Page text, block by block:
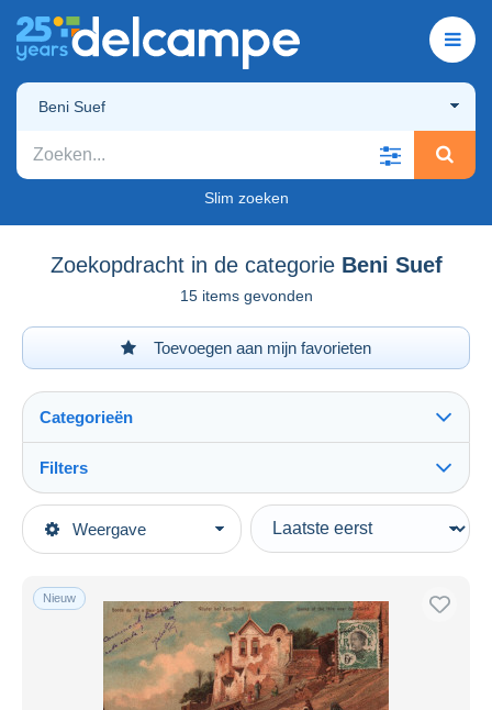
Beni Suef
Slim zoeken
Zoekopdracht in de categorie Beni Suef
15 items gevonden
Toevoegen aan mijn favorieten
Weergave
Categorieën
Topcategorieën
Afrika
Beni Suef
Filters
Type verkopen
Actief
Veiling met biedingen
Veilingen zonder biedingen
Veilinghuizen
Verkocht
Nieuw